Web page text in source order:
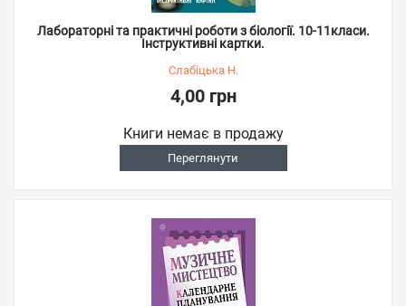
Лабораторні та практичні роботи з біології. 10-11класи.
Інструктивні картки.
Слабіцька Н.
4,00 грн
Книги немає в продажу
Переглянути